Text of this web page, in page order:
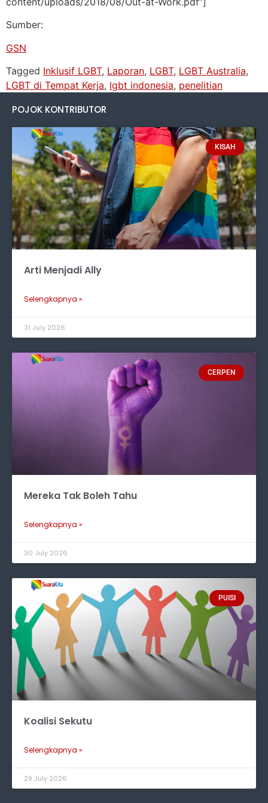
Sumber:
GSN
Tagged Inklusif LGBT, Laporan, LGBT, LGBT Australia,
LGBT di Tempat Kerja, lgbt indonesia, penelitian
POJOK KONTRIBUTOR
KISAH
Arti Menjadi Ally
Selengkapnya »
31 July 2026
CERPEN
Mereka Tak Boleh Tahu
Selengkapnya »
30 July 2026
PUISI
Koalisi Sekutu
Selengkapnya »
29 July 2026